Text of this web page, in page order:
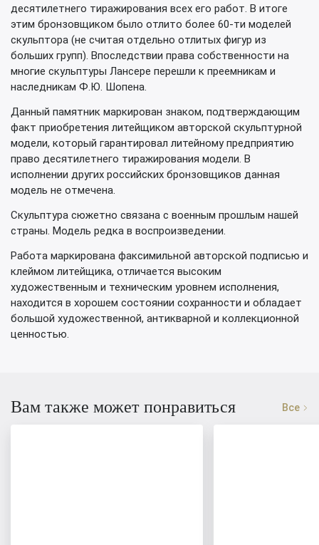
десятилетнего тиражирования всех его работ. В итоге
этим бронзовщиком было отлито более 60-ти моделей
скульптора (не считая отдельно отлитых фигур из
больших групп). Впоследствии права собственности на
многие скульптуры Лансере перешли к преемникам и
наследникам Ф.Ю. Шопена.
Данный памятник маркирован знаком, подтверждающим
факт приобретения литейщиком авторской скульптурной
модели, который гарантировал литейному предприятию
право десятилетнего тиражирования модели. В
исполнении других российских бронзовщиков данная
модель не отмечена.
Скульптура сюжетно связана с военным прошлым нашей
страны. Модель редка в воспроизведении.
Работа маркирована факсимильной авторской подписью и
клеймом литейщика, отличается высоким
художественным и техническим уровнем исполнения,
находится в хорошем состоянии сохранности и обладает
большой художественной, антикварной и коллекционной
ценностью.
Вам также может понравиться Все